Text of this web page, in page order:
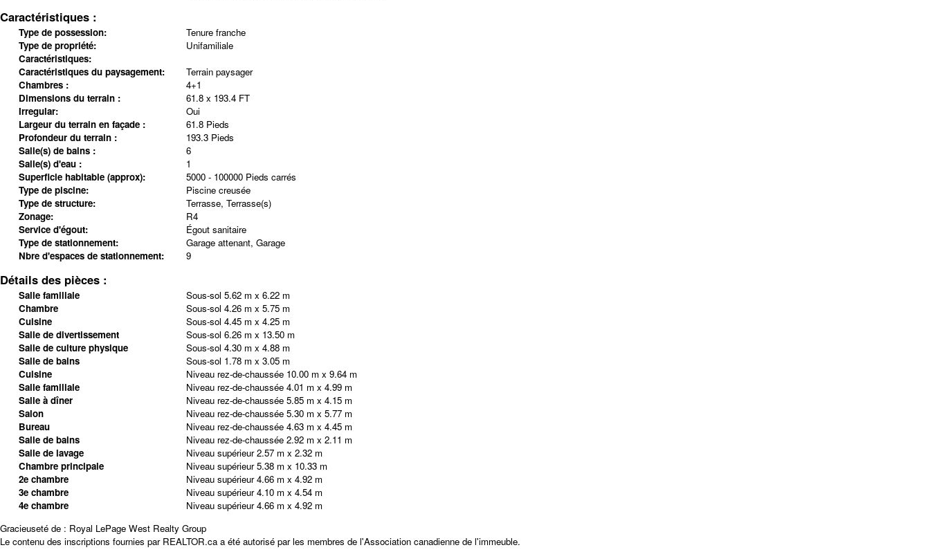
Caractéristiques :
Type de possession:
Tenure franche
Type de propriété:
Unifamiliale
Caractéristiques:
Caractéristiques du paysagement:
Terrain paysager
Chambres :
4+1
Dimensions du terrain :
61.8 x 193.4 FT
Irregular:
Oui
Largeur du terrain en façade :
61.8 Pieds
Profondeur du terrain :
193.3 Pieds
Salle(s) de bains :
6
Salle(s) d'eau :
1
Superficie habitable (approx):
5000 - 100000 Pieds carrés
Type de piscine:
Piscine creusée
Type de structure:
Terrasse, Terrasse(s)
Zonage:
R4
Service d'égout:
Égout sanitaire
Type de stationnement:
Garage attenant, Garage
Nbre d'espaces de stationnement:
9
Détails des pièces :
Salle familiale Sous-sol 5.62 m x 6.22 m
Chambre
Sous-sol 4.26 m x 5.75 m
Cuisine
Sous-sol 4.45 m x 4.25 m
Salle de divertissement
Sous-sol 6.26 m x 13.50 m
Salle de culture physique
Sous-sol 4.30 m x 4.88 m
Salle de bains
Sous-sol 1.78 m x 3.05 m
Cuisine
Niveau rez-de-chaussée 10.00 m x 9.64 m
Salle familiale
Niveau rez-de-chaussée 4.01 m x 4.99 m
Salle à dîner
Niveau rez-de-chaussée 5.85 m x 4.15 m
Salon
Niveau rez-de-chaussée 5.30 m x 5.77 m
Bureau
Niveau rez-de-chaussée 4.63 m x 4.45 m
Salle de bains
Niveau rez-de-chaussée 2.92 m x 2.11 m
Salle de lavage
Niveau supérieur2.57 m x 2.32 m
Chambre principale
Niveau supérieur5.38 m x 10.33 m
2e chambre
Niveau supérieur4.66 m x 4.92 m
3e chambre
Niveau supérieur4.10 m x 4.54 m
4e chambre
Niveau supérieur4.66 m x 4.92 m
Gracieuseté de : Royal LePage West Realty Group
Le contenu des inscriptions fournies par REALTOR.ca a été autorisé par les membres de l'Association canadienne de l'immeuble.